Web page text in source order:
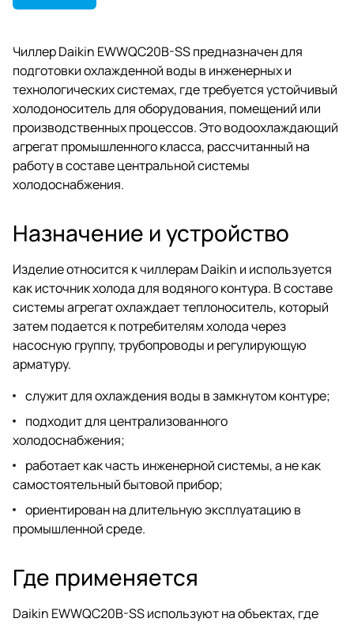
Чиллер Daikin EWWQC20B-SS предназначен для
подготовки охлажденной воды в инженерных и
технологических системах, где требуется устойчивый
холодоноситель для оборудования, помещений или
производственных процессов. Это водоохлаждающий
агрегат промышленного класса, рассчитанный на
работу в составе центральной системы
холодоснабжения.
Назначение и устройство
Изделие относится к чиллерам Daikin и используется
как источник холода для водяного контура. В составе
системы агрегат охлаждает теплоноситель, который
затем подается к потребителям холода через
насосную группу, трубопроводы и регулирующую
арматуру.
служит для охлаждения воды в замкнутом контуре;
подходит для централизованного
холодоснабжения;
работает как часть инженерной системы, а не как
самостоятельный бытовой прибор;
ориентирован на длительную эксплуатацию в
промышленной среде.
Где применяется
Daikin EWWQC20B-SS используют на объектах, где